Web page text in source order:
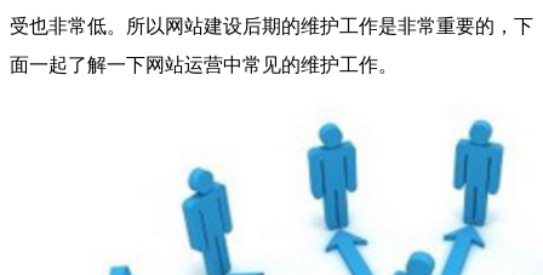
受也非常低。所以网站建设后期的维护工作是非常重要的，下
面一起了解一下网站运营中常见的维护工作。